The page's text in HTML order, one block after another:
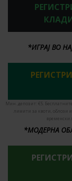
*ИГРАЈ ВО
Мин. депозит: €5.
лимити за квоти, облози
временски
*МОДЕРНА